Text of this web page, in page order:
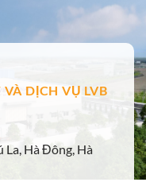
DỊCH VỤ LVB
La, Hà Đông, Hà